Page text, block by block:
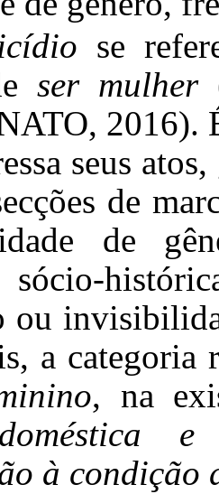
se
ser mulher
2016).
seus
de
de
sócio-
ou
a
, na
à condição